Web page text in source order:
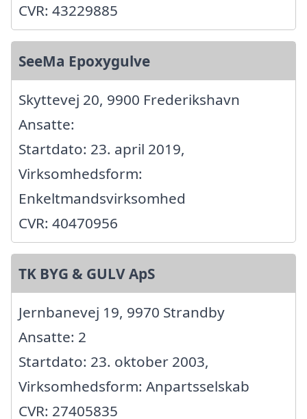
CVR: 43229885
SeeMa Epoxygulve
Skyttevej 20, 9900 Frederikshavn
Ansatte:
Startdato: 23. april 2019,
Virksomhedsform:
Enkeltmandsvirksomhed
CVR: 40470956
TK BYG & GULV ApS
Jernbanevej 19, 9970 Strandby
Ansatte: 2
Startdato: 23. oktober 2003,
Virksomhedsform: Anpartsselskab
CVR: 27405835